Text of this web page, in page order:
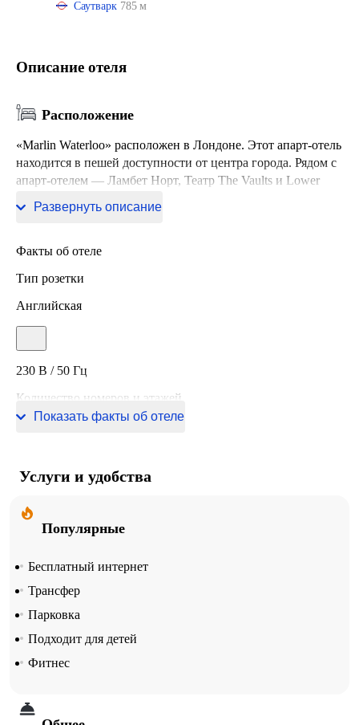
Саутварк 785 м
Описание отеля
Расположение
«Marlin Waterloo» расположен в Лондоне. Этот апарт-отель
находится в пешей доступности от центра города. Рядом с
апарт-отелем — Ламбет Норт, Театр The Vaults и Lower
Развернуть описание
Факты об отеле
Тип розетки
Английская
230 В / 50 Гц
Количество номеров и этажей
236 номеров, 11 этажей
Показать факты об отеле
Услуги и удобства
Популярные
Бесплатный интернет
Трансфер
Парковка
Подходит для детей
Фитнес